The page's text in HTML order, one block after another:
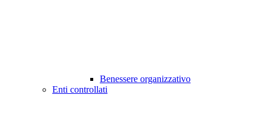
Benessere organizzativo
Enti controllati